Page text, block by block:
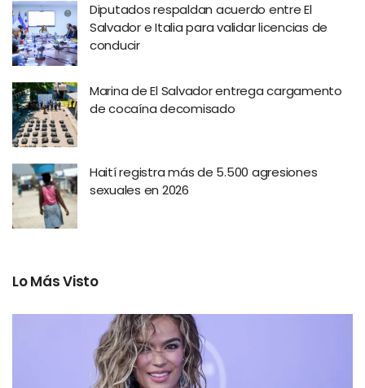
Diputados respaldan acuerdo entre El
Salvador e Italia para validar licencias de
conducir
Marina de El Salvador entrega cargamento
de cocaína decomisado
Haití registra más de 5.500 agresiones
sexuales en 2026
Lo Más Visto